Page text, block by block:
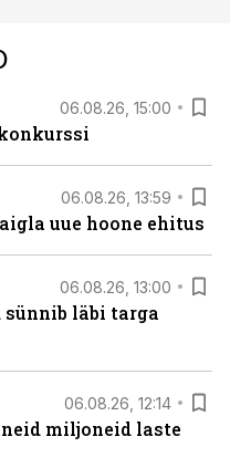
06.08.26, 15:00
06.08.26, 13:59
uue hoone ehitus
06.08.26, 13:00
läbi targa
06.08.26, 12:14
miljoneid laste